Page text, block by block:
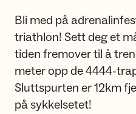
Bli med på
triathlon! Sett deg et
tiden fremover til å
meter opp de 4444-
Sluttspurten er 12km
på sykkelsetet!